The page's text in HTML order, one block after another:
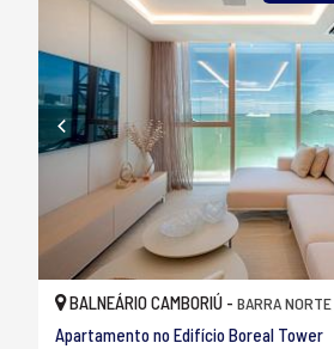
BALNEÁRIO CAMBORIÚ - BARRA NORTE
Apartamento no Edifício Boreal Tower